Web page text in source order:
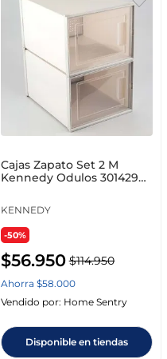
Cajas Zapato Set 2 M
Kennedy Odulos 301429
KENNEDY
-50%
$56.950 $114.950
Ahorra $58.000
Vendido por: Home Sentry
Disponible en tiendas